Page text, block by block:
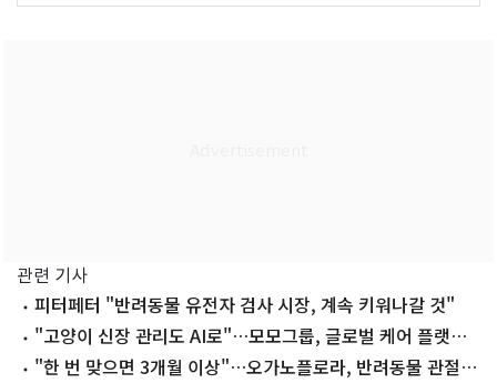
관련 기사
피터페터 "반려동물 유전자 검사 시장, 계속 키워나갈 것"
"고양이 신장 관리도 AI로"…모모그룹, 글로벌 케어 플랫폼
제시"한 번 맞으면 3개월 이상"…오가노플로라, 반려동물 관절주